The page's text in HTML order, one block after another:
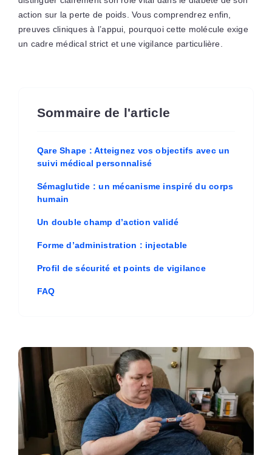
action sur la perte de poids. Vous comprendrez enfin,
preuves cliniques à l’appui, pourquoi cette molécule exige
un cadre médical strict et une vigilance particulière.
Sommaire de l'article
Qare Shape : Atteignez vos objectifs avec un
suivi médical personnalisé
Sémaglutide : un mécanisme inspiré du corps
humain
Un double champ d’action validé
Forme d’administration : injectable
Profil de sécurité et points de vigilance
FAQ